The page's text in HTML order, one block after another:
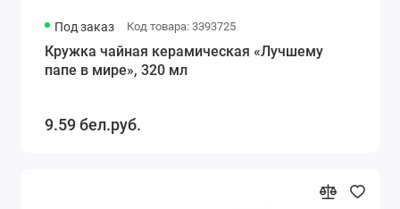
Под заказ Код товара: 3393725
Кружка чайная керамическая «Лучшему
папе в мире», 320 мл
9.59 бел.руб.